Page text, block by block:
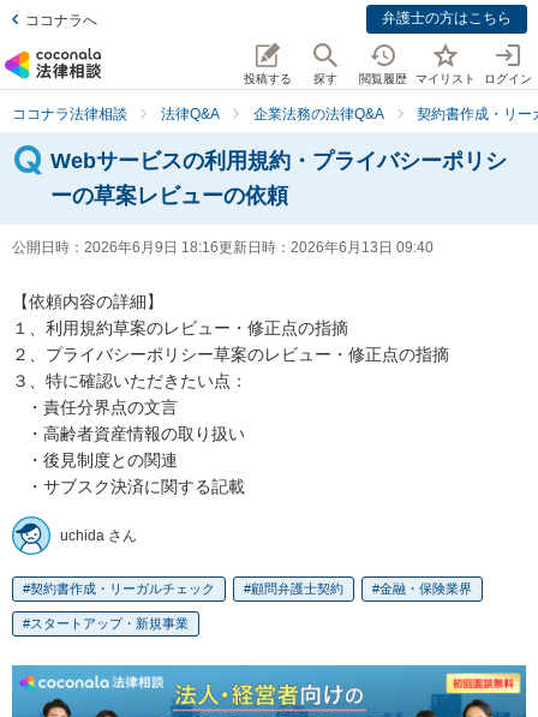
ココナラへ 弁護士の方はこちら
投稿する 探す 閲覧履歴 マイリスト ログイン
ココナラ法律相談 法律Q&A 企業法務の法律Q&A 契約書作成・リー
Webサービスの利用規約・プライバシーポリシ
ーの草案レビューの依頼
公開日時： 2026年6月9日 18:16更新日時： 2026年6月13日 09:40
【依頼内容の詳細】
１、利用規約草案のレビュー・修正点の指摘
２、プライバシーポリシー草案のレビュー・修正点の指摘
３、特に確認いただきたい点：
   ・サブスク決済に関する記載
uchida さん
契約書作成・リーガルチェック 顧問弁護士契約 金融・保険業界
スタートアップ・新規事業